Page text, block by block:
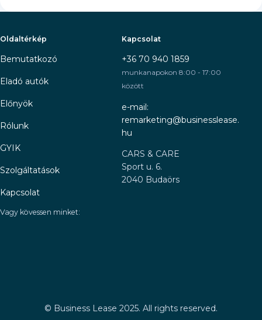
Oldaltérkép
Bemutatkozó
Eladó autók
Előnyök
Rólunk
GYIK
Szolgáltatások
Kapcsolat
Kapcsolat
+36 70 940 1859
munkanapokon 8:00 - 17:00
között
e-mail:
remarketing@businesslease.
hu
CARS & CARE
Sport u. 6.
2040 Budaörs
Vagy kövessen minket:
© Business Lease 2025. All rights reserved.